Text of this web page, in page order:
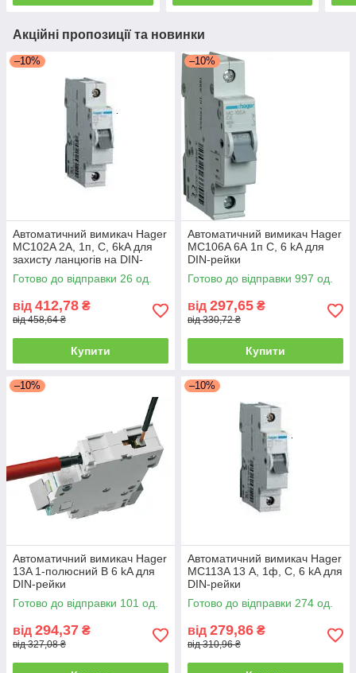
Акційні пропозиції та новинки
–10%
Автоматичний вимикач Hager
MC102A 2А, 1п, C, 6kA для
захисту ланцюгів на DIN-
рейку
Готово до відправки 26 од.
від 412,78 ₴
від 458,64 ₴
Купити
–10%
Автоматичний вимикач Hager
MC106A 6А 1п С, 6 kA для
DIN-рейки
Готово до відправки 997 од.
від 297,65 ₴
від 330,72 ₴
Купити
–10%
Автоматичний вимикач Hager
13A 1-полюсний B 6 kA для
DIN-рейки
Готово до відправки 101 од.
від 294,37 ₴
від 327,08 ₴
–10%
Автоматичний вимикач Hager
MC113A 13 А, 1ф, C, 6 kA для
DIN-рейки
Готово до відправки 274 од.
від 279,86 ₴
від 310,96 ₴